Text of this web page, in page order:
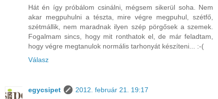
Hát én így próbálom csinálni, mégsem sikerül soha. Nem
akar megpuhulni a tészta, mire végre megpuhul, szétfő,
szétmállik, nem maradnak ilyen szép pörgősek a szemek.
Fogalmam sincs, hogy mit ronthatok el, de már feladtam,
hogy végre megtanulok normális tarhonyát készíteni... :-(
Válasz
egycsipet
2012. február 21. 19:17